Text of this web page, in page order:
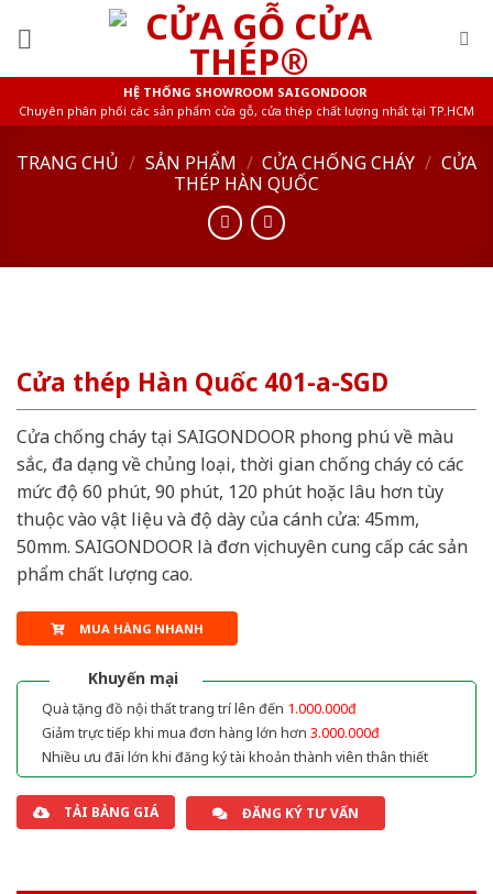
HỆ THỐNG SHOWROOM SAIGONDOOR
Chuyên phân phối các sản phẩm cửa gỗ, cửa thép chất lượng nhất tại TP.HCM
TRANG CHỦ / SẢN PHẨM / CỬA CHỐNG CHÁY / CỬA
THÉP HÀN QUỐC
Cửa thép Hàn Quốc 401-a-SGD
Cửa chống cháy tại SAIGONDOOR phong phú về màu
sắc, đa dạng về chủng loại, thời gian chống cháy có các
mức độ 60 phút, 90 phút, 120 phút hoặc lâu hơn tùy
thuộc vào vật liệu và độ dày của cánh cửa: 45mm,
50mm. SAIGONDOOR là đơn vị chuyên cung cấp các sản
phẩm chất lượng cao.
MUA HÀNG NHANH
Khuyến mại
Quà tặng đồ nội thất trang trí lên đến 1.000.000đ
Giảm trực tiếp khi mua đơn hàng lớn hơn 3.000.000đ
Nhiều ưu đãi lớn khi đăng ký tài khoản thành viên thân thiết
TẢI BẢNG GIÁ ĐĂNG KÝ TƯ VẤN